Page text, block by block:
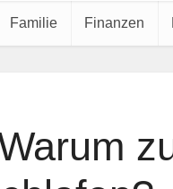
Familie Finanzen